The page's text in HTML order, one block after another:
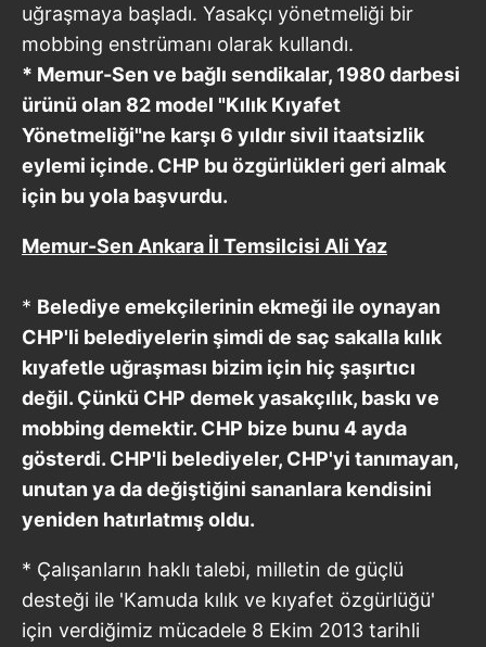
uğraşmaya başladı. Yasakçı yönetmeliği bir
mobbing enstrümanı olarak kullandı.
* Memur-Sen ve bağlı sendikalar, 1980 darbesi
ürünü olan 82 model "Kılık Kıyafet
Yönetmeliği"ne karşı 6 yıldır sivil itaatsizlik
eylemi içinde. CHP bu özgürlükleri geri almak
için bu yola başvurdu.
Memur-Sen Ankara İl Temsilcisi Ali Yaz
* Belediye emekçilerinin ekmeği ile oynayan
CHP'li belediyelerin şimdi de saç sakalla kılık
kıyafetle uğraşması bizim için hiç şaşırtıcı
değil. Çünkü CHP demek yasakçılık, baskı ve
mobbing demektir. CHP bize bunu 4 ayda
gösterdi. CHP'li belediyeler, CHP'yi tanımayan,
unutan ya da değiştiğini sananlara kendisini
yeniden hatırlatmış oldu.
* Çalışanların haklı talebi, milletin de güçlü
desteği ile 'Kamuda kılık ve kıyafet özgürlüğü'
için verdiğimiz mücadele 8 Ekim 2013 tarihli